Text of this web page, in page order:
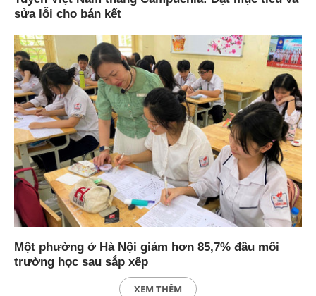
sửa lỗi cho bán kết
Một phường ở Hà Nội giảm hơn 85,7% đầu mối
trường học sau sắp xếp
XEM THÊM